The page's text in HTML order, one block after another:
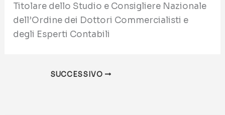
Titolare dello Studio e Consigliere Nazionale
dell’Ordine dei Dottori Commercialisti e
degli Esperti Contabili
SUCCESSIVO